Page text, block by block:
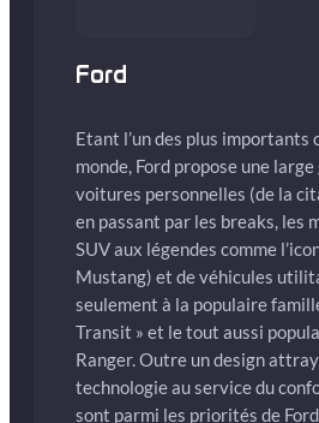
Ford
Etant l’un des plus importants
monde, Ford propose une large
voitures personnelles (de la
en passant par les breaks, les
SUV aux légendes comme
Mustang) et de véhicules
seulement à la populaire
Transit » et le tout aussi
Ranger. Outre un design
technologie au service du
sont parmi les priorités de